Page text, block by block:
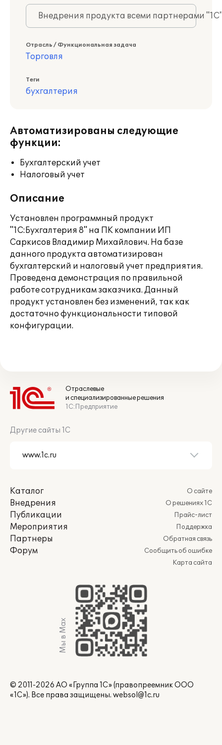
Внедрения продукта всеми партнерами
Отрасль / Функциональная задача
Торговля
Теги
бухгалтерия
Автоматизированы следующие
функции:
Бухгалтерский учет
Налоговый учет
Описание
Установлен программный продукт
"1С:Бухгалтерия 8" на ПК компании ИП
Саркисов Владимир Михайлович. На базе
данного продукта автоматизирован
бухгалтерский и налоговый учет предприятия.
Проведена демонстрация по правильной
работе сотрудникам заказчика. Данный
продукт установлен без изменений, так как
достаточно функциональности типовой
конфигурации.
Отраслевые
и специализированные решения
1С:Предприятие
Другие сайты 1С
Каталог
Внедрения
Публикации
Мероприятия
Партнеры
Форум
О сайте
О решениях 1С
Прайс-лист
Поддержка
Обратная связь
Сообщить об ошибке
Карта сайта
Мы в Max
© 2011-2026 АО «Группа 1С» (правопреемник ООО
«1С»). Все права защищены. websol@1c.ru